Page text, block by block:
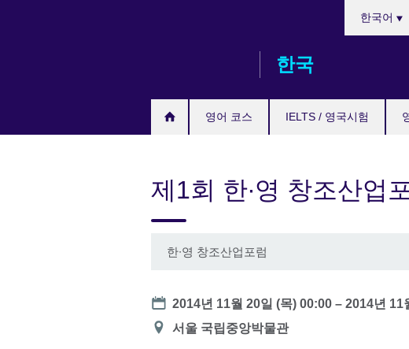
한국
영어 코스 IELTS / 영국시험
Languages
한국어
제1회 한∙영 창조산업
한∙영 창조산업포럼
Date
2014년 11월 20일 (목) 00:00 –2014년 11
장
서울 국립중앙박물관